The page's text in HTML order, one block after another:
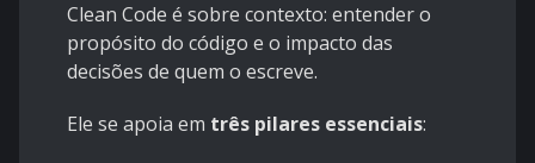
Clean Code é sobre contexto: entender o
propósito do código e o impacto das
decisões de quem o escreve.
Ele se apoia em três pilares essenciais: